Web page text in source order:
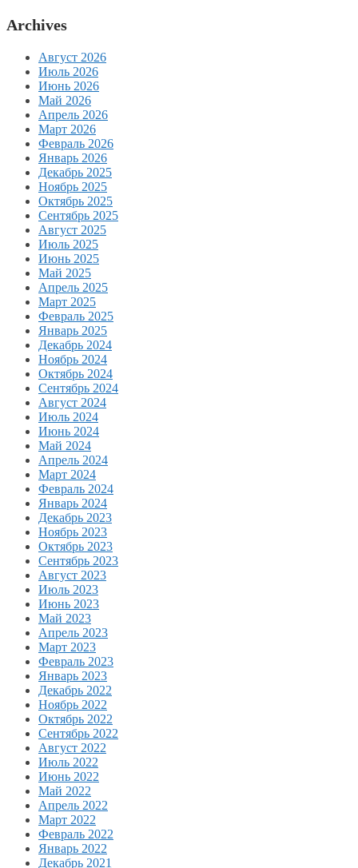
Archives
Август 2026
Июль 2026
Июнь 2026
Май 2026
Апрель 2026
Март 2026
Февраль 2026
Январь 2026
Декабрь 2025
Ноябрь 2025
Октябрь 2025
Сентябрь 2025
Август 2025
Июль 2025
Июнь 2025
Май 2025
Апрель 2025
Март 2025
Февраль 2025
Январь 2025
Декабрь 2024
Ноябрь 2024
Октябрь 2024
Сентябрь 2024
Август 2024
Июль 2024
Июнь 2024
Май 2024
Апрель 2024
Март 2024
Февраль 2024
Январь 2024
Декабрь 2023
Ноябрь 2023
Октябрь 2023
Сентябрь 2023
Август 2023
Июль 2023
Июнь 2023
Май 2023
Апрель 2023
Март 2023
Февраль 2023
Январь 2023
Декабрь 2022
Ноябрь 2022
Октябрь 2022
Сентябрь 2022
Август 2022
Июль 2022
Июнь 2022
Май 2022
Апрель 2022
Март 2022
Февраль 2022
Январь 2022
Декабрь 2021